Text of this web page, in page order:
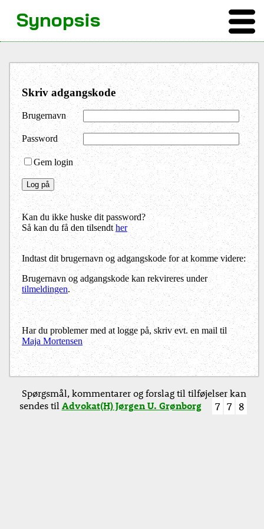
Skriv adgangskode
Brugernavn
Password
Gem login
Kan du ikke huske dit password?
Så kan du få den tilsendther
Indtast dit brugernavn og adgangskode for at komme videre:
Brugernavn og adgangskode kan rekvireres under
tilmeldingen.
Har du problemer med at logge på, skriv evt. en mail til
Maja Mortensen
Synopsis
Spørgsmål, kommentarer og forslag til tilføjelser kan
sendes tilAdvokat(H) Jørgen U. Grønborg 7 7 8